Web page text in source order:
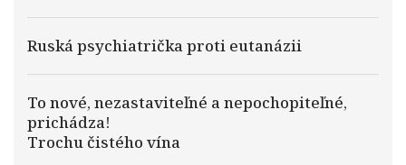
Ruská psychiatrička proti eutanázii
To nové, nezastaviteľné a nepochopiteľné,
prichádza!
Trochu čistého vína